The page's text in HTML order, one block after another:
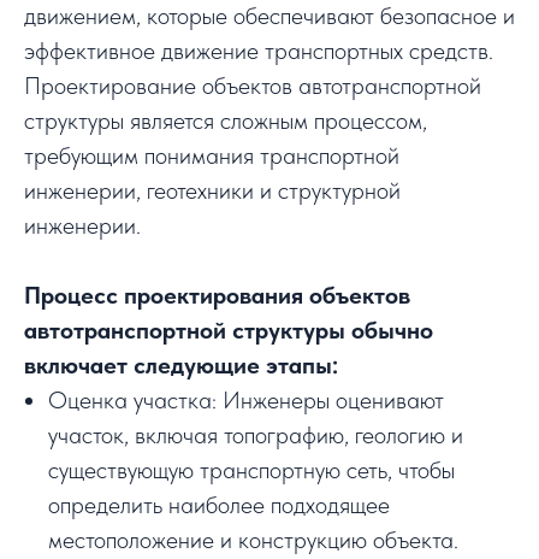
движением, которые обеспечивают безопасное и
эффективное движение транспортных средств.
Проектирование объектов автотранспортной
структуры является сложным процессом,
требующим понимания транспортной
инженерии, геотехники и структурной
инженерии.
Процесс проектирования объектов
автотранспортной структуры обычно
включает следующие этапы:
Оценка участка: Инженеры оценивают
участок, включая топографию, геологию и
существующую транспортную сеть, чтобы
определить наиболее подходящее
местоположение и конструкцию объекта.